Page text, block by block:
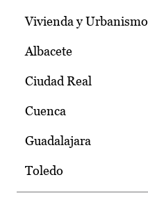
Vivienda y Urbanismo
Albacete
Ciudad Real
Cuenca
Guadalajara
Toledo